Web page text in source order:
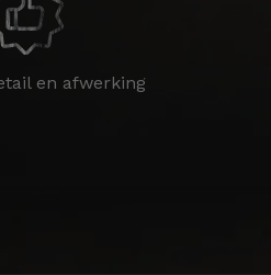
en afwerking